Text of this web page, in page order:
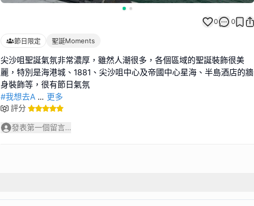
0 0
節日限定 聖誕Moments
尖沙咀聖誕氣氛非常濃厚，雖然人潮很多，各個區域的聖誕裝飾很美
麗，特別是海港城、1881、尖沙咀中心及帝國中心星海、半島酒店的牆
#我想去A ... 更多
評分
發表第一個留言...